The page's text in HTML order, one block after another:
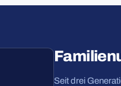
Seit drei